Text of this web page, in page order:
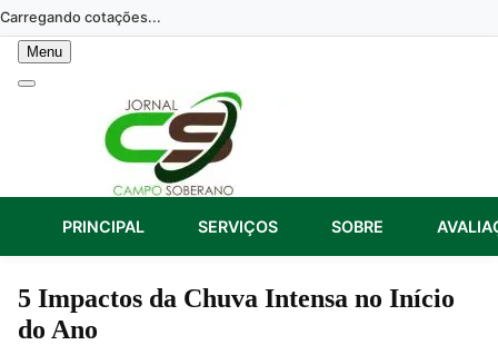
Skip
to
content
Carregando cotações...
Menu
PRINCIPAL SERVIÇOS SOBRE
5 Impactos da Chuva Intensa no Início
do Ano